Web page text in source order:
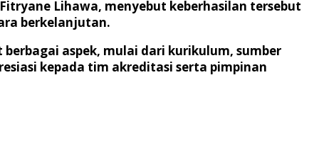
Lihawa, menyebut keberhasilan tersebut
berkelanjutan.
aspek, mulai dari kurikulum, sumber
kepada tim akreditasi serta pimpinan